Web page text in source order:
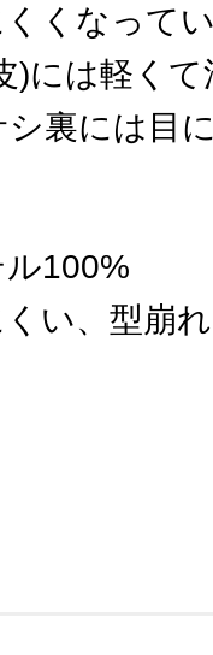
くなって
)には軽く
裏には目
100%
い、型崩